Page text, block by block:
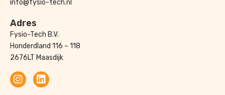
info@fysio-tech.nl
Adres
Fysio-Tech B.V.
Honderdland 116 – 118
2676LT Maasdijk